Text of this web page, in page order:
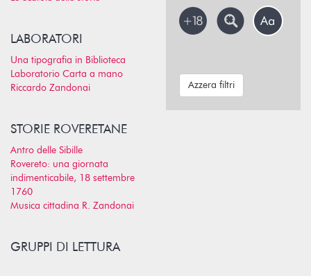
LABORATORI
Una tipografia in Biblioteca
Laboratorio Carta a mano
Riccardo Zandonai
STORIE ROVERETANE
Antro delle Sibille
Rovereto: una giornata
indimenticabile, 18 settembre
1760
Musica cittadina R. Zandonai
GRUPPI DI LETTURA
Azzera filtri